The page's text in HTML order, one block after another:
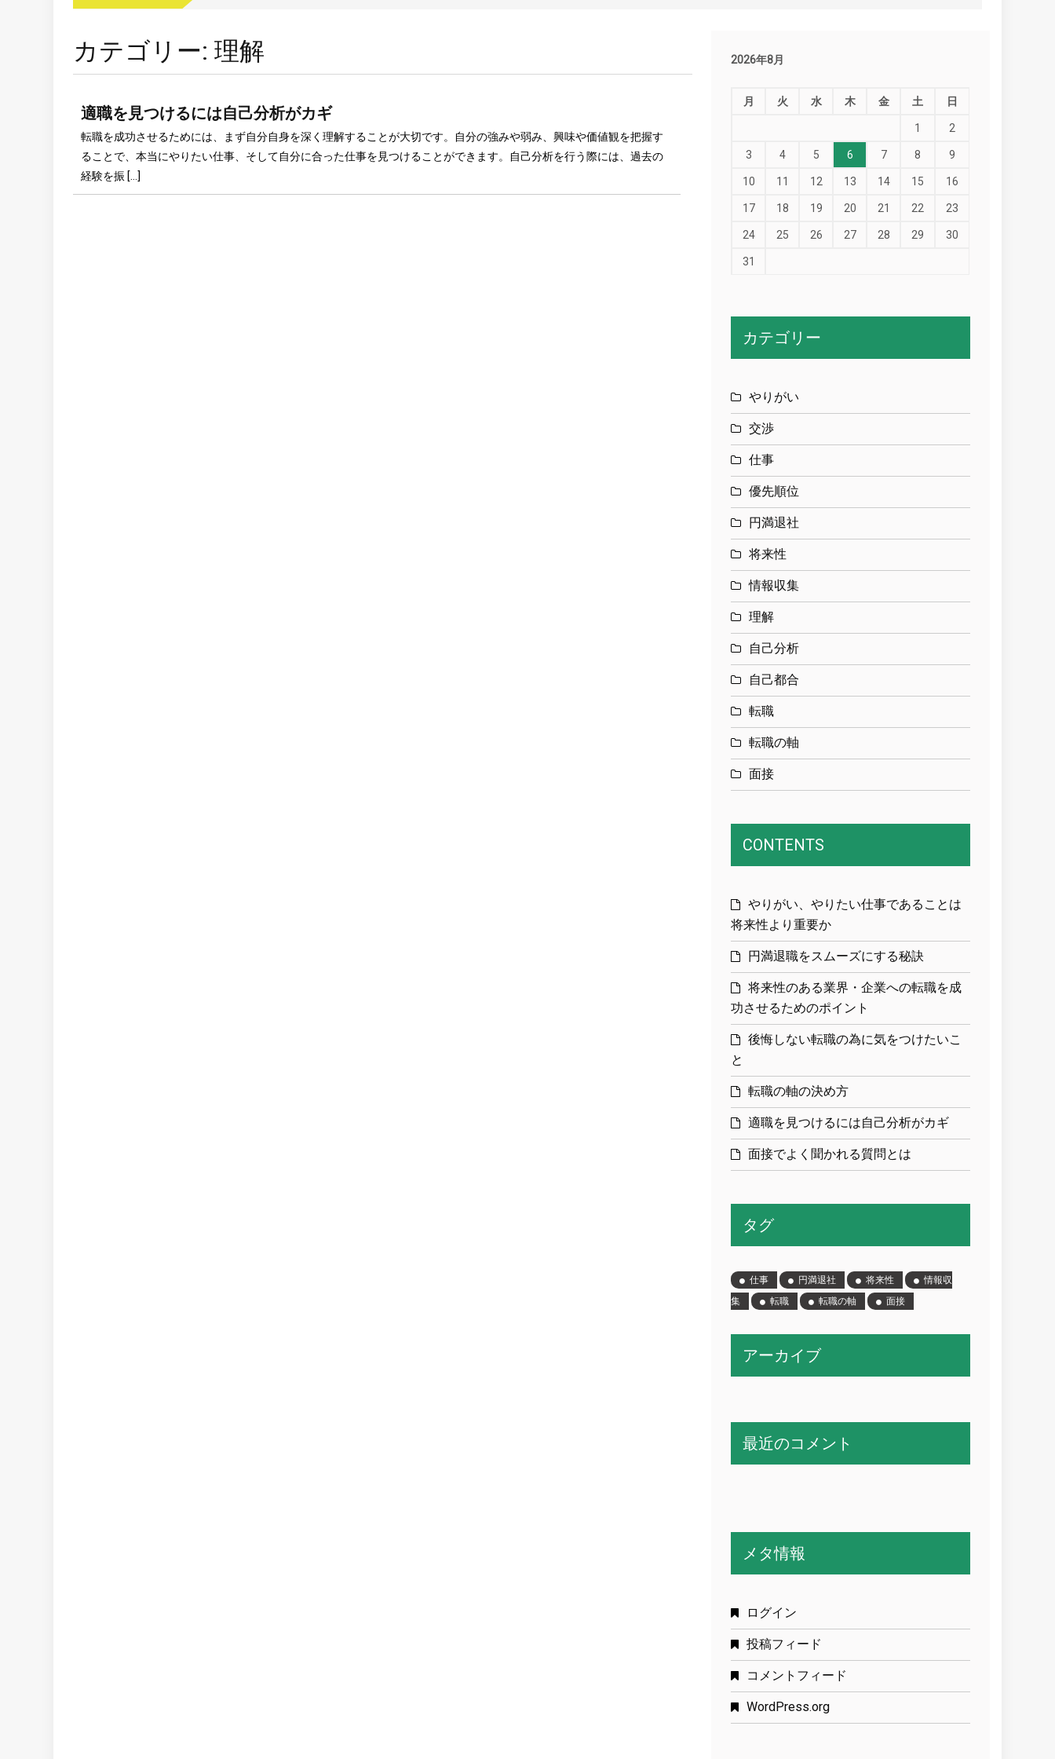
カテゴリー: 理解
適職を見つけるには自己分析がカギ
転職を成功させるためには、まず自分自身を深く理解することが大切です。自分の強みや弱み、興味や価値観を把握す
ることで、本当にやりたい仕事、そして自分に合った仕事を見つけることができます。自己分析を行う際には、過去の
経験を振 […]
2026年8月
月 火 水 木 金 土 日
1 2
3 4 5 6 7 8 9
10 11 12 13 14 15 16
17 18 19 20 21 22 23
24 25 26 27 28 29 30
31
カテゴリー
やりがい
交渉
仕事
優先順位
円満退社
将来性
情報収集
理解
自己分析
自己都合
転職
転職の軸
面接
CONTENTS
やりがい、やりたい仕事であることは
将来性より重要か
円満退職をスムーズにする秘訣
将来性のある業界・企業への転職を成
功させるためのポイント
後悔しない転職の為に気をつけたいこ
と
転職の軸の決め方
適職を見つけるには自己分析がカギ
面接でよく聞かれる質問とは
タグ
仕事 円満退社 将来性
情報収
集
転職 転職の軸 面接
アーカイブ
最近のコメント
メタ情報
ログイン
投稿フィード
コメントフィード
WordPress.org